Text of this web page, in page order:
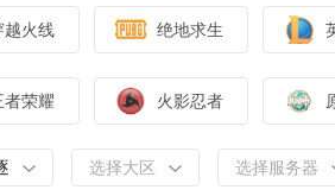
越火线 绝地求生
者荣耀 火影忍者
选择大区 选择服务器